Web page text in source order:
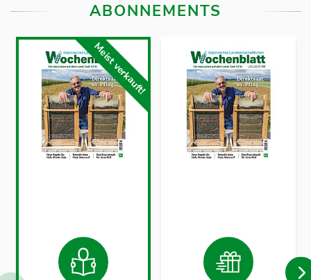
ABONNEMENTS
Meist verkauft!